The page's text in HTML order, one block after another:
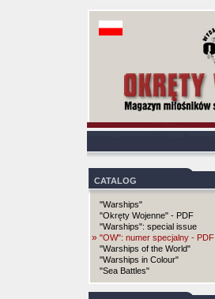
CATALOG
"Warships"
"Okręty Wojenne" - PDF
"Warships": special issue
» "OW": numer specjalny - PDF
"Warships of the World"
"Warships in Colour"
"Sea Battles"